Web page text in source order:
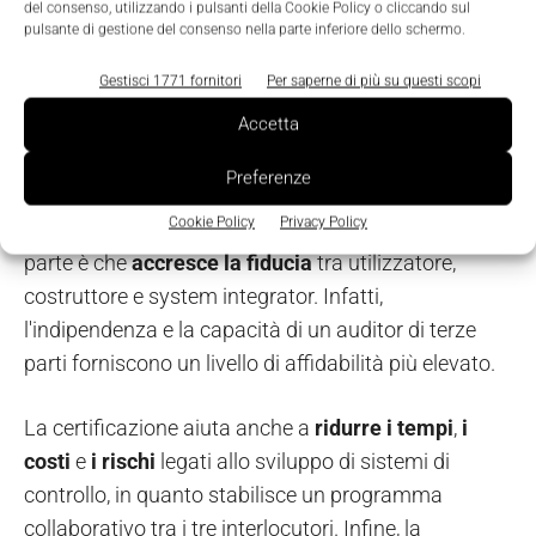
del consenso, utilizzando i pulsanti della Cookie Policy o cliccando sul
pulsante di gestione del consenso nella parte inferiore dello schermo.
Gestisci 1771 fornitori Per saperne di più su questi scopi
Accetta
Preferenze
Cookie Policy Privacy Policy
Il vantaggio principale della certificazione di terza
parte è cheaccresce la fiduciatra utilizzatore,
costruttore e system integrator. Infatti,
l'indipendenza e la capacità di un auditor di terze
parti forniscono un livello di affidabilità più elevato.
La certificazione aiuta anche a ridurre i tempi, i
costi e i rischi legati allo sviluppo di sistemi di
controllo, in quanto stabilisce un programma
collaborativo tra i tre interlocutori. Infine, la